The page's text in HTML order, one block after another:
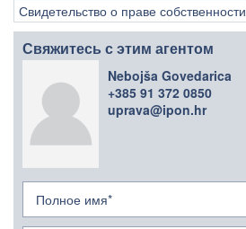
Свидетельство о праве собственности
Свяжитесь с этим агентом
Nebojša Govedarica
+385 91 372 0850
uprava@ipon.hr